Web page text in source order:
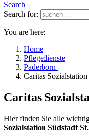
Search
Search for:
You are here:
Home
Pflegedienste
Paderborn
Caritas
Caritas
Hier finden Sie alle
Sozialstation Südstadt